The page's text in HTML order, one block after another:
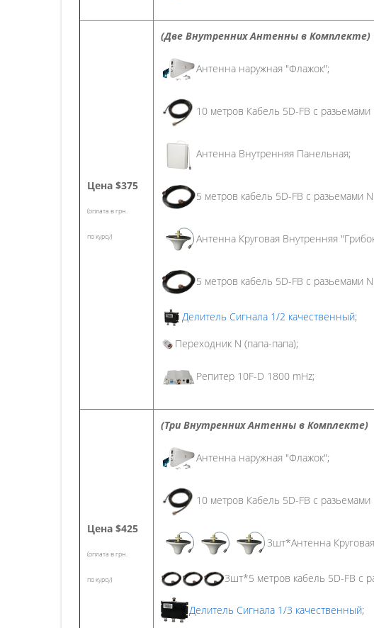
Цена $375
(оплата в грн.
по курсу)
(Две Внутренних Антенны в Комплекте)
Антенна наружная "Флажок";
10 метров Кабель 5D-FB с разьемами
Антенна Внутренняя Панельная;
5 метров кабель 5D-FB с разьемами
Антенна Круговая Внутренняя
5 метров кабель 5D-FB с разьемами
Делитель Сигнала 1/2 качественный;
Переходник N (папа-папа);
Репитер 10F-D 1800 mHz;
Цена $425
(оплата в грн.
по курсу)
(Три Внутренних Антенны в Комплекте)
Антенна наружная "Флажок";
10 метров Кабель 5D-FB с разьемами
3шт*Антенна
3шт*5 метров кабель 5D-FB с
Делитель Сигнала 1/3 качественный;